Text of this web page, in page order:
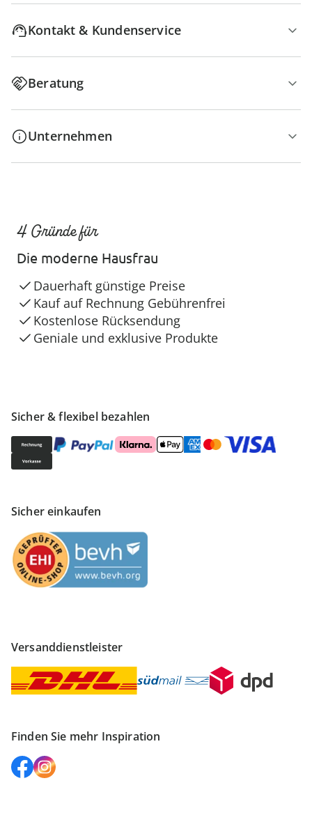
Kontakt & Kundenservice
Beratung
Unternehmen
Sicher & flexibel bezahlen
Sicher einkaufen
Versanddienstleister
Finden Sie mehr Inspiration
4 Gründe für
Die moderne Hausfrau
Dauerhaft günstige Preise
Kauf auf Rechnung Gebührenfrei
Kostenlose Rücksendung
Geniale und exklusive Produkte